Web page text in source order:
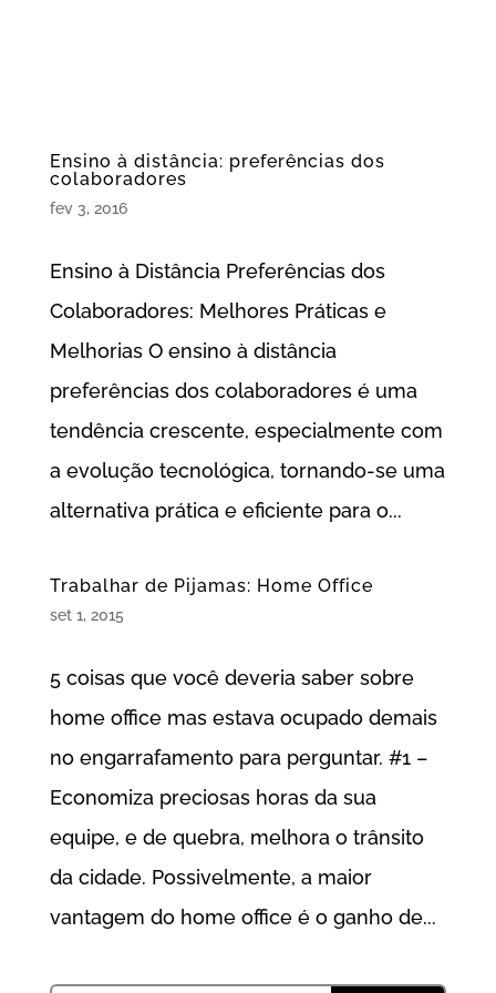
Ensino à distância: preferências dos
colaboradores
fev 3, 2016
Ensino à Distância Preferências dos
Colaboradores: Melhores Práticas e
Melhorias O ensino à distância
preferências dos colaboradores é uma
tendência crescente, especialmente com
a evolução tecnológica, tornando-se uma
alternativa prática e eficiente para o...
Trabalhar de Pijamas: Home Office
set 1, 2015
5 coisas que você deveria saber sobre
home office mas estava ocupado demais
no engarrafamento para perguntar. #1 –
Economiza preciosas horas da sua
equipe, e de quebra, melhora o trânsito
da cidade. Possivelmente, a maior
vantagem do home office é o ganho de...